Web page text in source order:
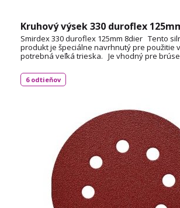
Kruhový výsek 330 duroflex
Smirdex 330 duroflex 125mm 8dier Tento
produkt je špeciálne navrhnutý pre použitie
potrebná veľká trieska. Je vhodný pre
či strojové spracovanie. Priemer 125mm
6 odtieňov